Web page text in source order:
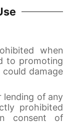
when
to promoting
damage
lending of any
prohibited
consent of